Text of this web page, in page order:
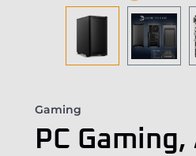
Gaming
PC Gaming,